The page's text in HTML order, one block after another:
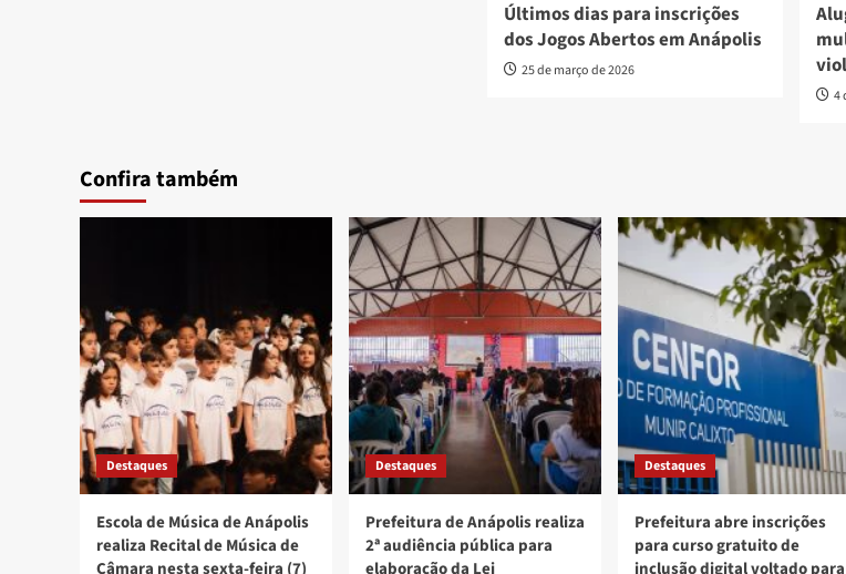
Últimos dias para inscrições
dos Jogos Abertos em Anápolis
25 de março de 2026
4
Confira também
Destaques
Escola de Música de Anápolis
realiza Recital de Música de
Destaques
Prefeitura de Anápolis realiza
2ª audiência pública para
Destaques
Prefeitura abre inscrições
para curso gratuito de